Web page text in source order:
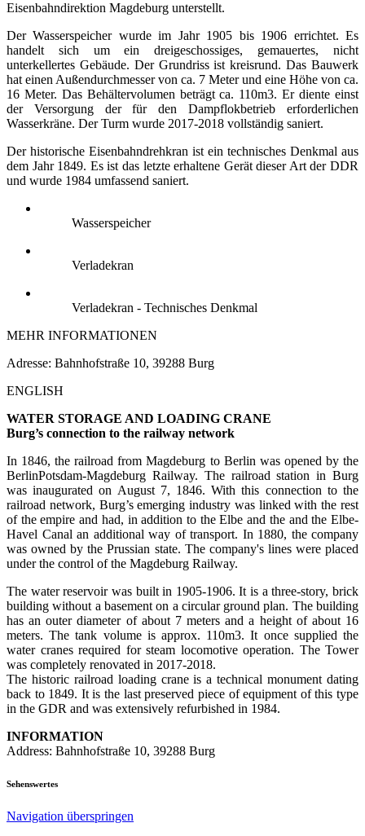
Eisenbahndirektion Magdeburg unterstellt.
Der Wasserspeicher wurde im Jahr 1905 bis 1906 errichtet. Es
handelt sich um ein dreigeschossiges, gemauertes, nicht
unterkellertes Gebäude. Der Grundriss ist kreisrund. Das Bauwerk
hat einen Außendurchmesser von ca. 7 Meter und eine Höhe von ca.
16 Meter. Das Behältervolumen beträgt ca. 110m3. Er diente einst
der Versorgung der für den Dampflokbetrieb erforderlichen
Wasserkräne. Der Turm wurde 2017-2018 vollständig saniert.
Der historische Eisenbahndrehkran ist ein technisches Denkmal aus
dem Jahr 1849. Es ist das letzte erhaltene Gerät dieser Art der DDR
und wurde 1984 umfassend saniert.
Wasserspeicher
Verladekran
Verladekran - Technisches Denkmal
MEHR INFORMATIONEN
Adresse: Bahnhofstraße 10, 39288 Burg
ENGLISH
WATER STORAGE AND LOADING CRANE
Burg’s connection to the railway network
In 1846, the railroad from Magdeburg to Berlin was opened by the
BerlinPotsdam-Magdeburg Railway. The railroad station in Burg
was inaugurated on August 7, 1846. With this connection to the
railroad network, Burg’s emerging industry was linked with the rest
of the empire and had, in addition to the Elbe and the and the Elbe-
Havel Canal an additional way of transport. In 1880, the company
was owned by the Prussian state. The company's lines were placed
under the control of the Magdeburg Railway.
The water reservoir was built in 1905-1906. It is a three-story, brick
building without a basement on a circular ground plan. The building
has an outer diameter of about 7 meters and a height of about 16
meters. The tank volume is approx. 110m3. It once supplied the
water cranes required for steam locomotive operation. The Tower
was completely renovated in 2017-2018.
The historic railroad loading crane is a technical monument dating
back to 1849. It is the last preserved piece of equipment of this type
in the GDR and was extensively refurbished in 1984.
INFORMATION
Address: Bahnhofstraße 10, 39288 Burg
Sehenswertes
Navigation überspringen